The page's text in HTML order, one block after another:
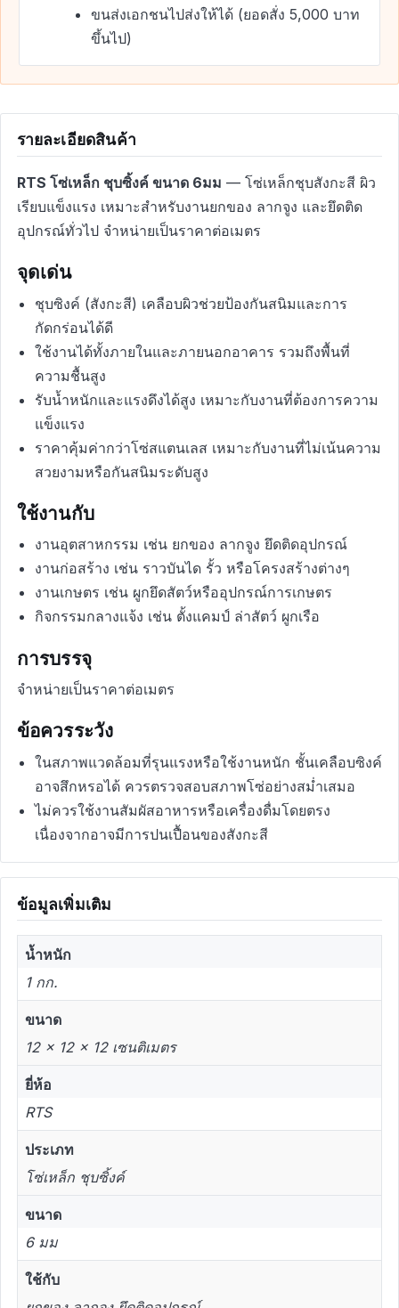
ขนส่งเอกชนไปส่งให้ได้ (ยอดสั่ง 5,000 บาท
ขึ้นไป)
รายละเอียดสินค้า
RTS โซ่เหล็ก ชุบซิ้งค์ ขนาด 6มม — โซ่เหล็กชุบสังกะสี ผิว
เรียบแข็งแรง เหมาะสำหรับงานยกของ ลากจูง และยึดติด
อุปกรณ์ทั่วไป จำหน่ายเป็นราคาต่อเมตร
จุดเด่น
ชุบซิงค์ (สังกะสี) เคลือบผิวช่วยป้องกันสนิมและการ
กัดกร่อนได้ดี
ใช้งานได้ทั้งภายในและภายนอกอาคาร รวมถึงพื้นที่
ความชื้นสูง
รับน้ำหนักและแรงดึงได้สูง เหมาะกับงานที่ต้องการความ
แข็งแรง
ราคาคุ้มค่ากว่าโซ่สแตนเลส เหมาะกับงานที่ไม่เน้นความ
สวยงามหรือกันสนิมระดับสูง
ใช้งานกับ
งานอุตสาหกรรม เช่น ยกของ ลากจูง ยึดติดอุปกรณ์
งานก่อสร้าง เช่น ราวบันได รั้ว หรือโครงสร้างต่างๆ
งานเกษตร เช่น ผูกยึดสัตว์หรืออุปกรณ์การเกษตร
กิจกรรมกลางแจ้ง เช่น ตั้งแคมป์ ล่าสัตว์ ผูกเรือ
การบรรจุ
จำหน่ายเป็นราคาต่อเมตร
ข้อควรระวัง
ในสภาพแวดล้อมที่รุนแรงหรือใช้งานหนัก ชั้นเคลือบซิงค์
อาจสึกหรอได้ ควรตรวจสอบสภาพโซ่อย่างสม่ำเสมอ
ไม่ควรใช้งานสัมผัสอาหารหรือเครื่องดื่มโดยตรง
เนื่องจากอาจมีการปนเปื้อนของสังกะสี
ข้อมูลเพิ่มเติม
น้ำหนัก
1 กก.
ขนาด
12 × 12 × 12 เซนติเมตร
ยี่ห้อ
RTS
ประเภท
โซ่เหล็ก ชุบซิ้งค์
ขนาด
6 มม
ใช้กับ